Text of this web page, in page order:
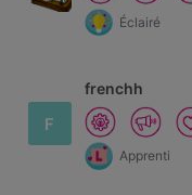
Éclairé
F
frenchh
Apprenti